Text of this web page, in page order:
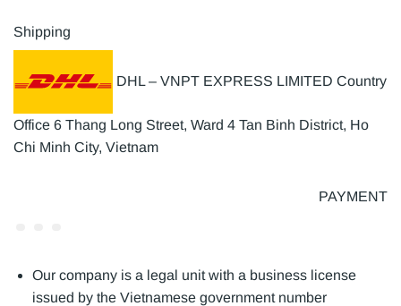
Shipping
DHL – VNPT EXPRESS LIMITED Country
Office 6 Thang Long Street, Ward 4 Tan Binh District, Ho
Chi Minh City, Vietnam
PAYMENT
Our company is a legal unit with a business license
issued by the Vietnamese government number